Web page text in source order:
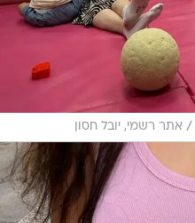
/ אתר רשמי, יובל חסון